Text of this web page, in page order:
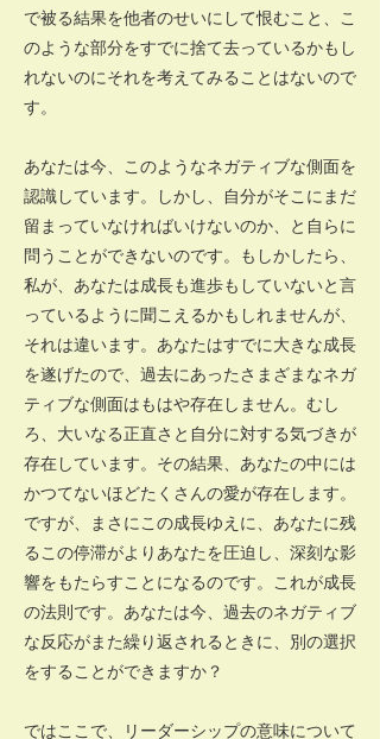
で被る結果を他者のせいにして恨むこと、こ
のような部分をすでに捨て去っているかもし
れないのにそれを考えてみることはないので
す。
あなたは今、このようなネガティブな側面を
認識しています。しかし、自分がそこにまだ
留まっていなければいけないのか、と自らに
問うことができないのです。もしかしたら、
私が、あなたは成長も進歩もしていないと言
っているように聞こえるかもしれませんが、
それは違います。あなたはすでに大きな成長
を遂げたので、過去にあったさまざまなネガ
ティブな側面はもはや存在しません。むし
ろ、大いなる正直さと自分に対する気づきが
存在しています。その結果、あなたの中には
かつてないほどたくさんの愛が存在します。
ですが、まさにこの成長ゆえに、あなたに残
るこの停滞がよりあなたを圧迫し、深刻な影
響をもたらすことになるのです。これが成長
の法則です。あなたは今、過去のネガティブ
な反応がまた繰り返されるときに、別の選択
をすることができますか？
ではここで、リーダーシップの意味について